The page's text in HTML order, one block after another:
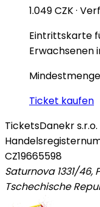
1.049 CZK·
Eintrittskarte
Erwachsenen
Ticket kaufen
TicketsDanekr s.r.o.
CZ19665598
Saturnova 1331/46,
Tschechische